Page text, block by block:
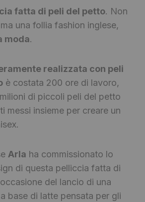
fatta di peli del petto. Non
una follia fashion inglese,
moda.
realizzata con peli
è costata 200 ore di lavoro,
di piccoli peli del petto
messi insieme per creare un
Arla ha commissionato lo
di questa pelliccia fatta di
del lancio di una
base di latte pensata per gli